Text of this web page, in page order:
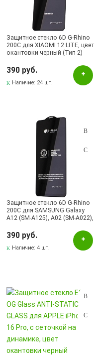
Защитное стекло 6D G-Rhino
200C для XIAOMI 12 LITE, цвет
окантовки черный (Тип 2)
390 руб.
Наличие: 24 шт.
Защитное стекло 6D G-Rhino
200C для SAMSUNG Galaxy
A12 (SM-A125), A02 (SM-A022),
025), A03s (SM-A037F), A03
Core (SM-A032), A03 (SM-
A035F), A32 5G, M02 (SM-
390 руб.
Наличие:4 шт.